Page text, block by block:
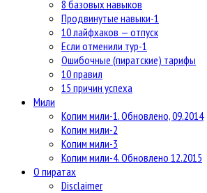
8 базовых навыков
Продвинутые навыки-1
10 лайфхаков — отпуск
Если отменили тур-1
Ошибочные (пиратские) тарифы
10 правил
15 причин успеха
Мили
Копим мили-1. Обновлено, 09.2014
Копим мили-2
Копим мили-3
Копим мили-4. Обновлено 12.2015
О пиратах
Disclaimer